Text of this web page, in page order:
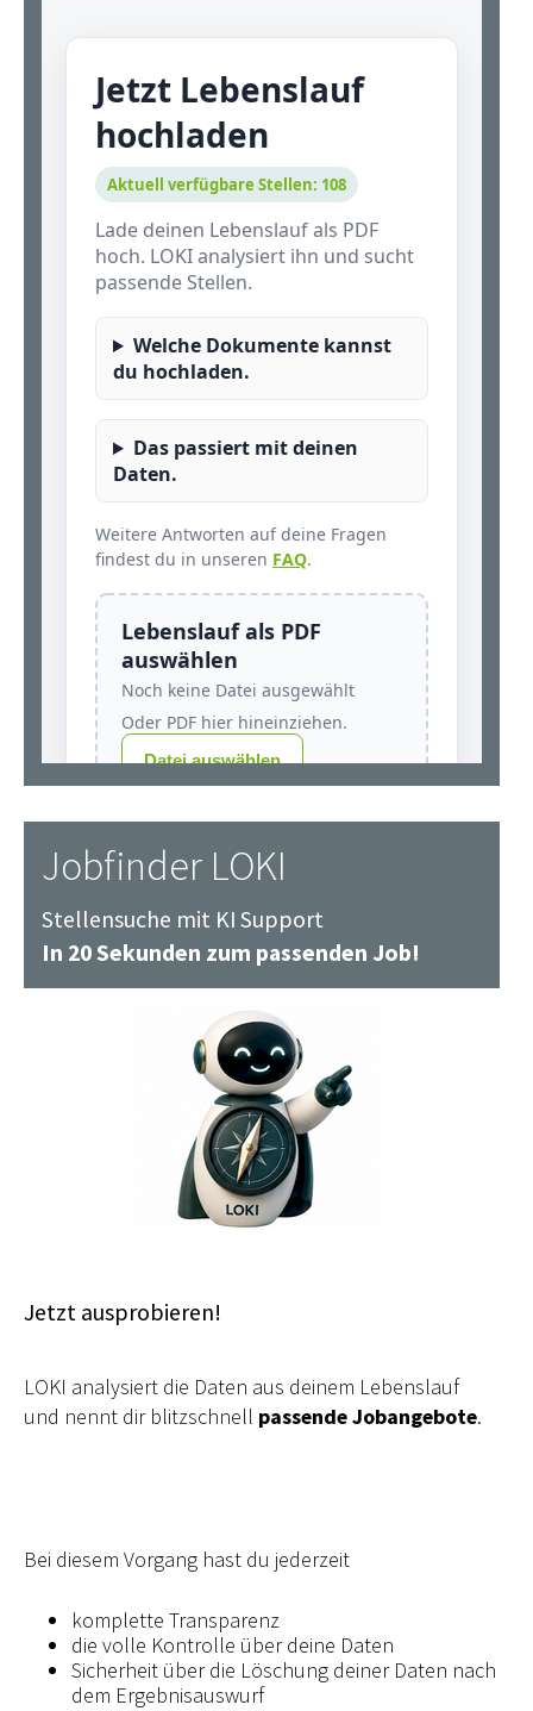
Jobfinder LOKI
Stellensuche mit KI Support
In 20 Sekunden zum passenden Job!
Jetzt ausprobieren!
LOKI analysiert die Daten aus deinem Lebenslauf
und nennt dir blitzschnell passende Jobangebote.
Bei diesem Vorgang hast du jederzeit
komplette Transparenz
die volle Kontrolle über deine Daten
Sicherheit über die Löschung deiner Daten nach
dem Ergebnisauswurf